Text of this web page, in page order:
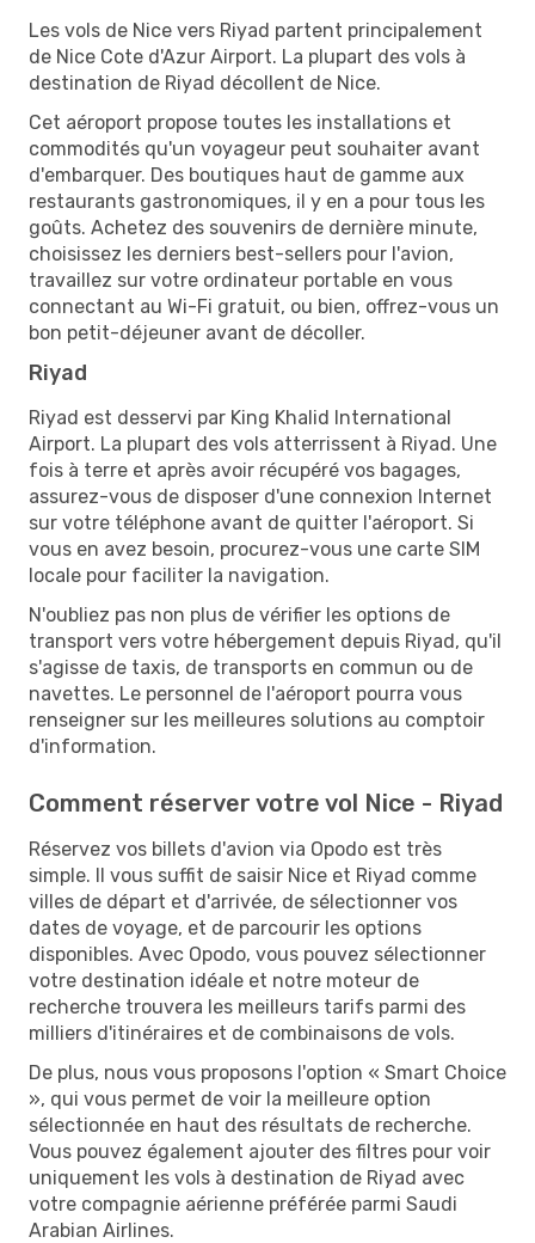
Les vols de Nice vers Riyad partent principalement
de Nice Cote d'Azur Airport. La plupart des vols à
destination de Riyad décollent de Nice.
Cet aéroport propose toutes les installations et
commodités qu'un voyageur peut souhaiter avant
d'embarquer. Des boutiques haut de gamme aux
restaurants gastronomiques, il y en a pour tous les
goûts. Achetez des souvenirs de dernière minute,
choisissez les derniers best-sellers pour l'avion,
travaillez sur votre ordinateur portable en vous
connectant au Wi-Fi gratuit, ou bien, offrez-vous un
bon petit-déjeuner avant de décoller.
Riyad
Riyad est desservi par King Khalid International
Airport. La plupart des vols atterrissent à Riyad. Une
fois à terre et après avoir récupéré vos bagages,
assurez-vous de disposer d'une connexion Internet
sur votre téléphone avant de quitter l'aéroport. Si
vous en avez besoin, procurez-vous une carte SIM
locale pour faciliter la navigation.
N'oubliez pas non plus de vérifier les options de
transport vers votre hébergement depuis Riyad, qu'il
s'agisse de taxis, de transports en commun ou de
navettes. Le personnel de l'aéroport pourra vous
renseigner sur les meilleures solutions au comptoir
d'information.
Comment réserver votre vol Nice - Riyad
Réservez vos billets d'avion via Opodo est très
simple. Il vous suffit de saisir Nice et Riyad comme
villes de départ et d'arrivée, de sélectionner vos
dates de voyage, et de parcourir les options
disponibles. Avec Opodo, vous pouvez sélectionner
votre destination idéale et notre moteur de
recherche trouvera les meilleurs tarifs parmi des
milliers d'itinéraires et de combinaisons de vols.
De plus, nous vous proposons l'option « Smart Choice
», qui vous permet de voir la meilleure option
sélectionnée en haut des résultats de recherche.
Vous pouvez également ajouter des filtres pour voir
uniquement les vols à destination de Riyad avec
votre compagnie aérienne préférée parmi Saudi
Arabian Airlines.